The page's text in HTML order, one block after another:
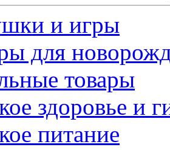
и игры
для
товары
здоровье и
питание